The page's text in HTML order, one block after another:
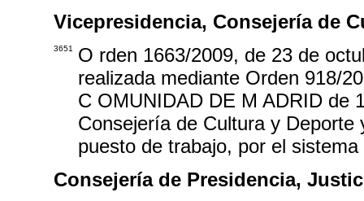
Vicepresidencia, Consejería de
3651
O rden 1663/2009, de 23 de
realizada mediante Orden 918/
C OMUNIDAD DE M ADRID de
Consejería de Cultura y
puesto de trabajo, por el
Consejería de Presidencia,